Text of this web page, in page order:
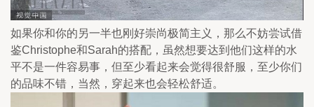
如果你和你的另一半也刚好崇尚极简主义，那么不妨尝试借
鉴Christophe和Sarah的搭配，虽然想要达到他们这样的水
平不是一件容易事，但至少看起来会觉得很舒服，至少你们
的品味不错，当然，穿起来也会轻松舒适。